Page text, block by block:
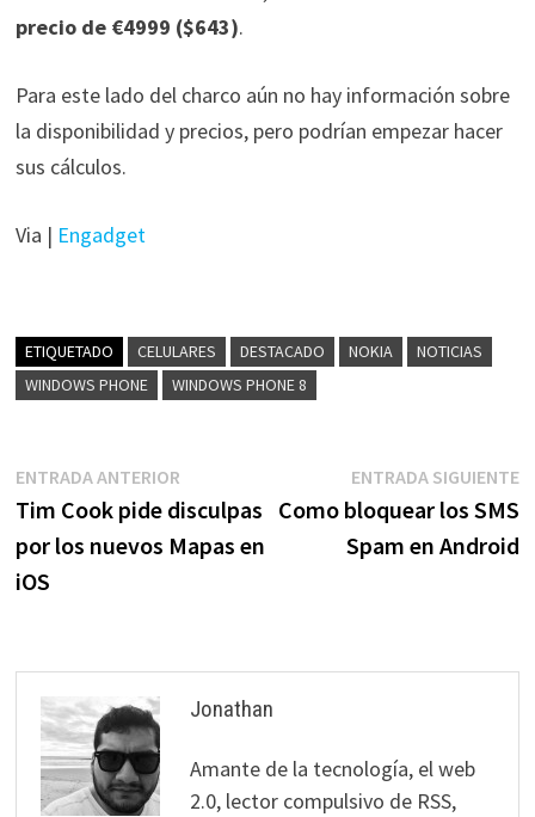
precio de €4999 ($643).
Para este lado del charco aún no hay información sobre
la disponibilidad y precios, pero podrían empezar hacer
sus cálculos.
Via | Engadget
ETIQUETADO CELULARES DESTACADO NOKIA
NOTICIAS
WINDOWS PHONE
WINDOWS PHONE 8
Navegación
de
entradas
ENTRADA ANTERIOREntrada
anterior:
Tim Cook pide disculpas
por los nuevos Mapas en
iOS
ENTRADA SIGUIENTE
Como bloquear los SMS
Spam en Android
Jonathan
Amante de la tecnología, el web
2.0, lector compulsivo de RSS,